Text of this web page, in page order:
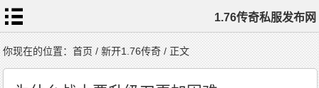
1.76传奇私服发布网
首
页
1.76
你现在的位置：首页/新开1.76传奇/ 正文